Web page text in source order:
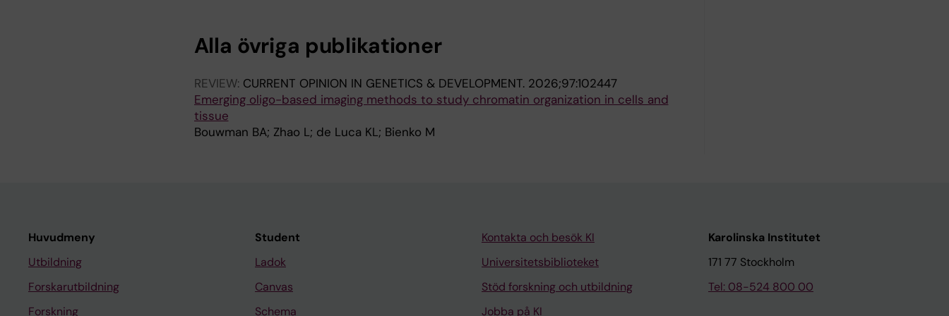
Alla övriga publikationer
REVIEW: CURRENT OPINION IN GENETICS & DEVELOPMENT. 2026;97:102447
Emerging oligo-based imaging methods to study chromatin organization in cells and
tissue
Bouwman BA; Zhao L; de Luca KL; Bienko M
Huvudmeny
Utbildning
Forskarutbildning
Forskning
Student
Ladok
Canvas
Schema
Kontakta och besök KI
Universitetsbiblioteket
Stöd forskning och utbildning
Jobba på KI
Karolinska Institutet
171 77 Stockholm
Tel: 08-524 800 00